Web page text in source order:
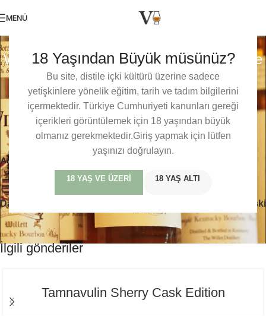
18 Yaşından Büyük müsünüz?
Bu site, distile içki kültürü üzerine sadece
yetişkinlere yönelik eğitim, tarih ve tadım bilgilerini
içermektedir. Türkiye Cumhuriyeti kanunları gereği
içerikleri görüntülemek için 18 yaşından büyük
olmanız gerekmektedir.Giriş yapmak için lütfen
yaşınızı doğrulayın.
18 YAŞ VE ÜZERI 18 YAŞ ALTI
MENÜ
Willett Family Estate Bottled Straight Rye
Baris MercanAçık 14/05/2019
Bu içerik sadece üyelerimize özeldir. veviski dünyasındaki bu
özel tadım notlarına, detaylı incelemelere ve üyelere özel
içeriklere erişmek için lütfen giriş yapın veya ücretsiz üye olun.
Amerika
Daha yeni Daha eski
İlgili gönderiler
Tamnavulin Sherry Cask Edition